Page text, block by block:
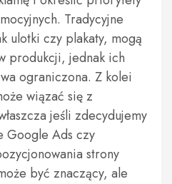
Tradycyjne
ulotki czy plakaty, mogą
produkcji, jednak ich
ograniczona. Z kolei
wiązać się z
jeśli zdecydujemy
Google Ads czy
strony
być znaczący, ale